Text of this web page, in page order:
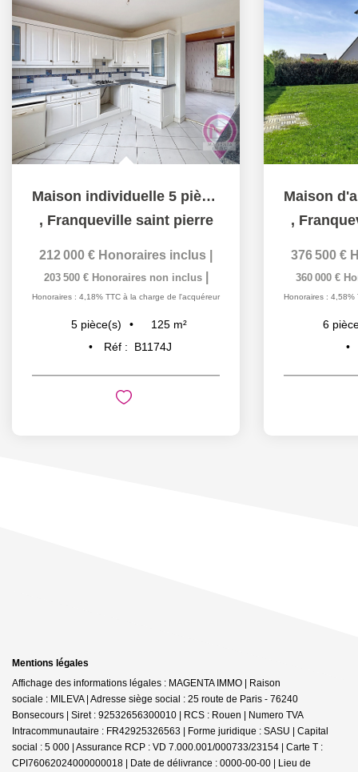
Maison individuelle 5 pièces 125 m2
, Franqueville saint pierre
212 000 € Honoraires inclus
203 500 € Honoraires non inclus
Honoraires : 4,18% TTC à la charge de l'acquéreur
5 pièce(s) 125 m²
Réf :
B1174J
,
376 500 €
360 000 €
Honoraires : 4,58%
6
Mentions légales
Affichage des informations légales : MAGENTA IMMO | Raison
sociale : MILEVA | Adresse siège social : 25 route de Paris - 76240
Bonsecours | Siret : 92532656300010 | RCS : Rouen | Numero TVA
Intracommunautaire : FR42925326563 | Forme juridique : SASU | Capital
social : 5 000 | Assurance RCP : VD 7.000.001/000733/23154 | Carte T :
CPI76062024000000018 | Date de délivrance : 0000-00-00 | Lieu de